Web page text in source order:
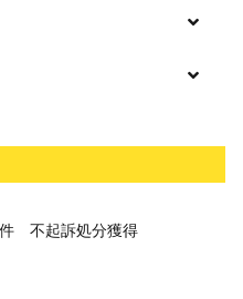
いせつ物頒布，淫
ンジポルノ
とで不安や悩みを解消する
むときにすべきこと
ためには
せつ，準強制わいせつ），
不起訴処分獲得